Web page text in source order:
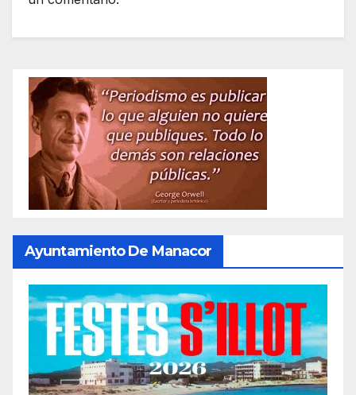
Ayuntamiento De Manacor